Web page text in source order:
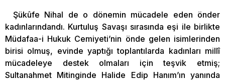
Şükûfe Nihal de o dönemin mücadele eden önder
kadınlarındandı. Kurtuluş Savaşı sırasında eşi ile birlikte
Müdafaa-i Hukuk Cemiyeti’nin önde gelen isimlerinden
birisi olmuş, evinde yaptığı toplantılarda kadınları millî
mücadeleye destek olmaları için teşvik etmiş;
Sultanahmet Mitinginde Halide Edip Hanım’ın yanında